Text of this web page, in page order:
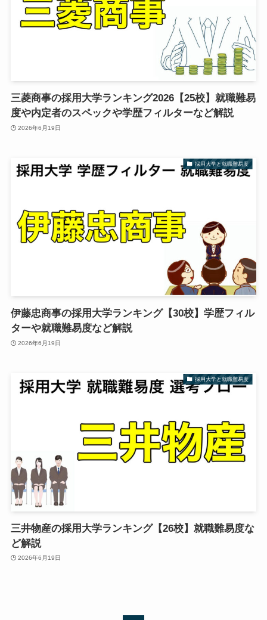
三菱商事の採用大学ランキング2026【25校】就職難易
度や内定者のスペックや学歴フィルターなど解説
2026年6月19日
採用大学と就職難易度
伊藤忠商事の採用大学ランキング【30校】学歴フィル
ターや就職難易度など解説
2026年6月19日
採用大学と就職難易度
三井物産の採用大学ランキング【26校】就職難易度な
ど解説
2026年6月19日